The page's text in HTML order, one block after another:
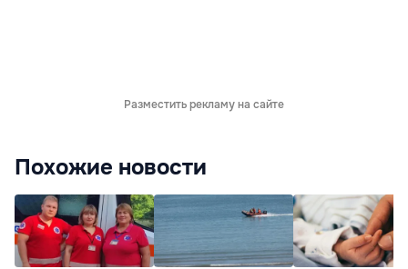
Разместить рекламу на сайте
Похожие новости